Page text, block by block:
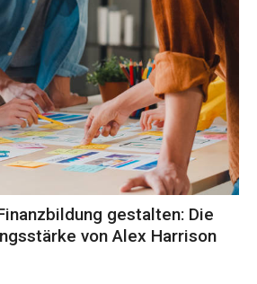
gestalten: Die
von Alex Harrison